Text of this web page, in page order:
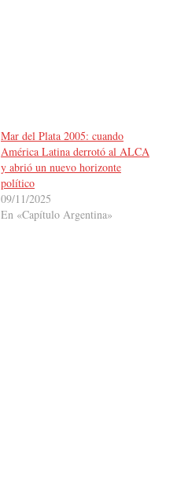
Mar del Plata 2005: cuando
América Latina derrotó al ALCA
y abrió un nuevo horizonte
político
09/11/2025
En «Capítulo Argentina»